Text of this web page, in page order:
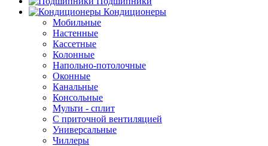
Кондиционеры
Мобильные
Настенные
Кассетные
Колонные
Напольно-потолочные
Оконные
Канальные
Консольные
Мульти - сплит
С приточной вентиляцией
Универсальные
Чиллеры